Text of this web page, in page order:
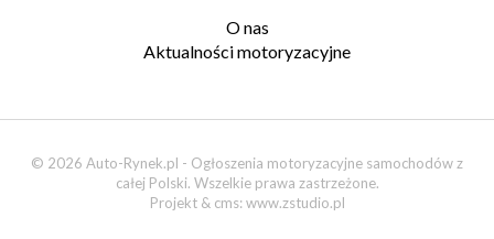
O nas
Aktualności motoryzacyjne
© 2026 Auto-Rynek.pl - Ogłoszenia motoryzacyjne samochodów z
całej Polski. Wszelkie prawa zastrzeżone.
Projekt & cms: www.zstudio.pl